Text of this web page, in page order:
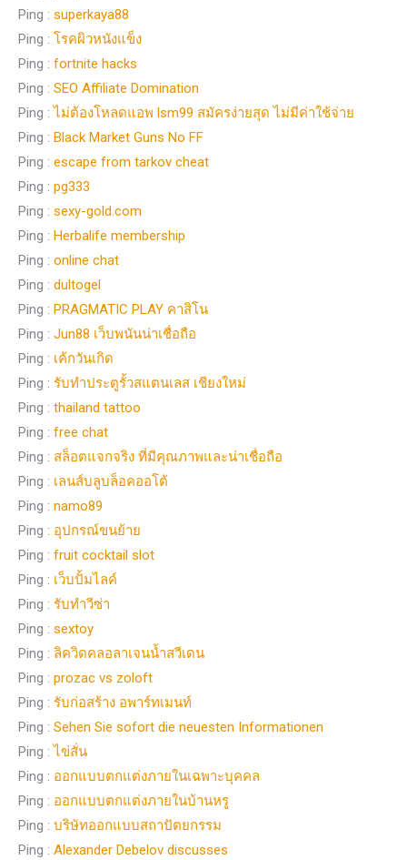
Ping : superkaya88
Ping : โรคผิวหนังแข็ง
Ping : fortnite hacks
Ping : SEO Affiliate Domination
Ping : ไม่ต้องโหลดแอพ lsm99 สมัครง่ายสุด ไม่มีค่าใช้จ่าย
Ping : Black Market Guns No FF
Ping : escape from tarkov cheat
Ping : pg333
Ping : sexy-gold.com
Ping : Herbalife membership
Ping : online chat
Ping : dultogel
Ping : PRAGMATIC PLAY คาสิโน
Ping : Jun88 เว็บพนันน่าเชื่อถือ
Ping : เค้กวันเกิด
Ping : รับทำประตูรั้วสแตนเลส เชียงใหม่
Ping : thailand tattoo
Ping : free chat
Ping : สล็อตแจกจริง ที่มีคุณภาพและน่าเชื่อถือ
Ping : เลนส์บลูบล็อคออโต้
Ping : namo89
Ping : อุปกรณ์ขนย้าย
Ping : fruit cocktail slot
Ping : เว็บปั้มไลค์
Ping : รับทำวีซ่า
Ping : sextoy
Ping : ลิควิดคลอลาเจนนํ้าสวีเดน
Ping : prozac vs zoloft
Ping : รับก่อสร้าง อพาร์ทเมนท์
Ping : Sehen Sie sofort die neuesten Informationen
Ping : ไข่สั่น
Ping : ออกแบบตกแต่งภายในเฉพาะบุคคล
Ping : ออกแบบตกแต่งภายในบ้านหรู
Ping : บริษัทออกแบบสถาปัตยกรรม
Ping : Alexander Debelov discusses